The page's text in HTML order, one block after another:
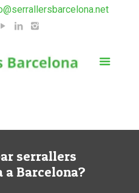
serrallers
a Barcelona?